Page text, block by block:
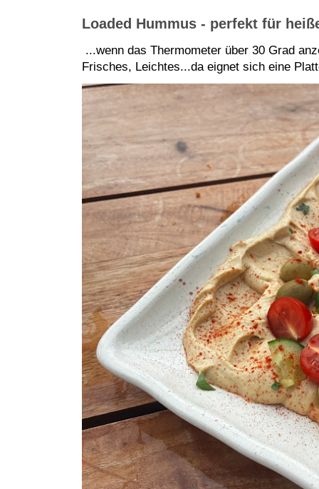
Loaded Hummus - perfekt für
...wenn das Thermometer über 30 Grad
Frisches, Leichtes...da eignet sich eine